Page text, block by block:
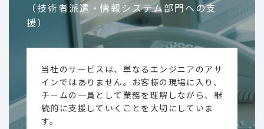
（技術者派遣・情報システム部門への支
援）
当社のサービスは、単なるエンジニアのアサ
インではありません。お客様の現場に入り、
チームの一員として業務を理解しながら、継
続的に支援していくことを大切にしていま
す。